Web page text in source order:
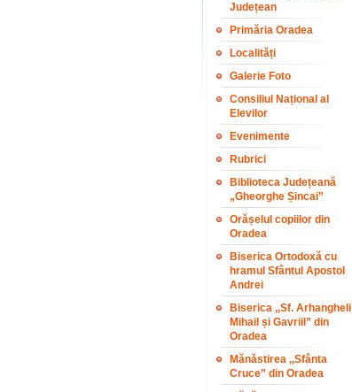
Județean
Primăria Oradea
Localități
Galerie Foto
Consiliul Național al
Elevilor
Evenimente
Rubrici
Biblioteca Județeană
„Gheorghe Șincai”
Orășelul copiilor din
Oradea
Biserica Ortodoxă cu
hramul Sfântul Apostol
Andrei
Biserica ,,Sf. Arhangheli
Mihail și Gavriil” din
Oradea
Mănăstirea ,,Sfânta
Cruce” din Oradea